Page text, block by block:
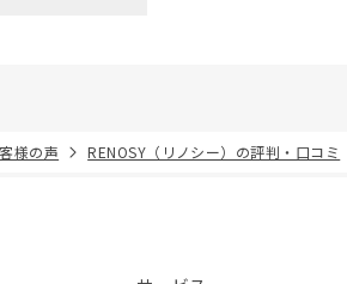
様の声 RENOSY（リノシー）の評判・口コミ